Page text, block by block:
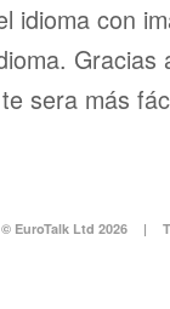
idioma con
sera más
© EuroTalk Ltd 2026 |